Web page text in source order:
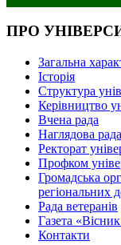
ПРО
Загальна
Історія
Структура
Керівництво
Вчена рада
Наглядова рада
Ректорат
Профком
Громадська
регіональних
Рада ветеранів
Газета
Контакти